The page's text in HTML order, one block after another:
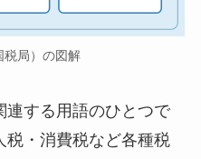
税局）の図解
連する用語のひとつで
税・消費税など各種税